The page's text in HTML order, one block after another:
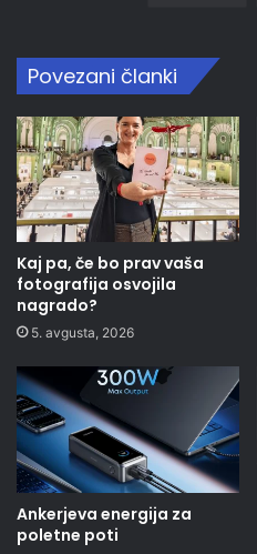
Povezani članki
Kaj pa, če bo prav vaša
fotografija osvojila
nagrado?
5. avgusta, 2026
Ankerjeva energija za
poletne poti